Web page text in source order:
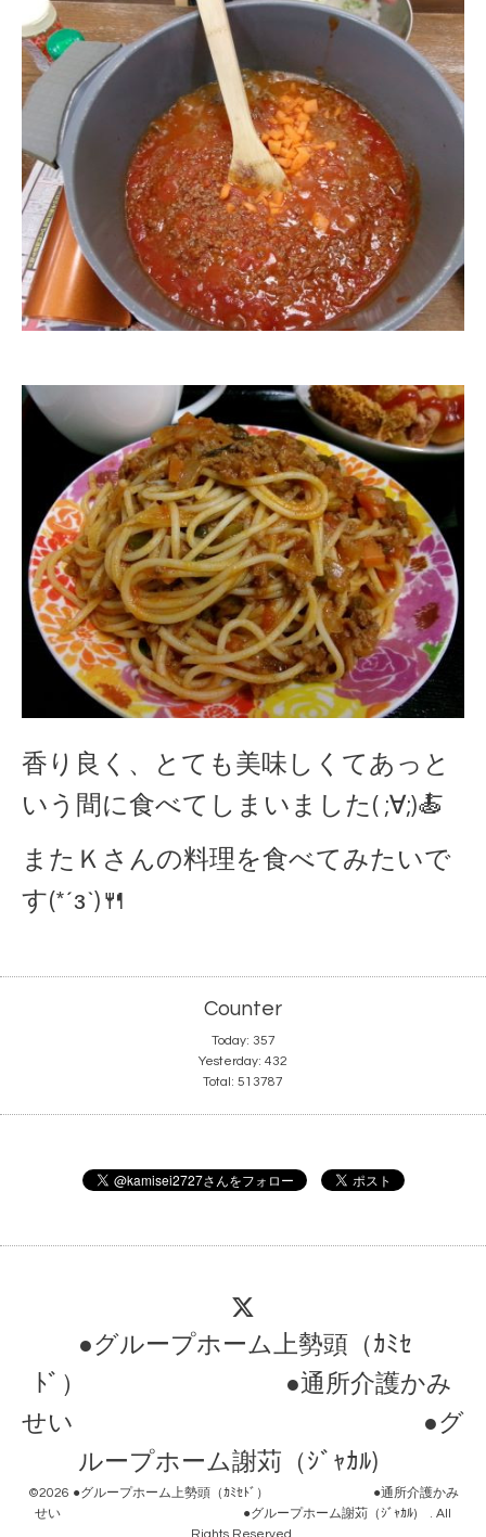
香り良く、とても美味しくてあっと
いう間に食べてしまいました( ;∀;)🍝
またＫさんの料理を食べてみたいで
す(*´з`)🍴
Counter
Today: 357
Yesterday: 432
Total: 513787
●グループホーム上勢頭（ｶﾐｾ
ﾄﾞ） ●通所介護かみ
せい ●グ
ループホーム謝苅（ｼﾞｬｶﾙ)
©2026 ●グループホーム上勢頭（ｶﾐｾﾄﾞ） ●通所介護かみ
せい ●グループホーム謝苅（ｼﾞｬｶﾙ) . All
Rights Reserved.